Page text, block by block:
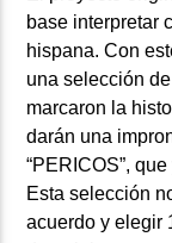
base interpretar
hispana. Con
una selección
marcaron la
darán una
“PERICOS”,
Esta selección
acuerdo y elegir